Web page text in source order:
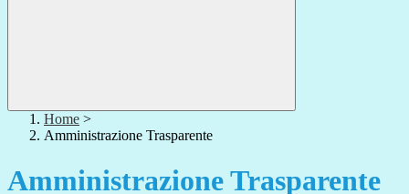
Home >
Amministrazione Trasparente
Amministrazione Trasparente